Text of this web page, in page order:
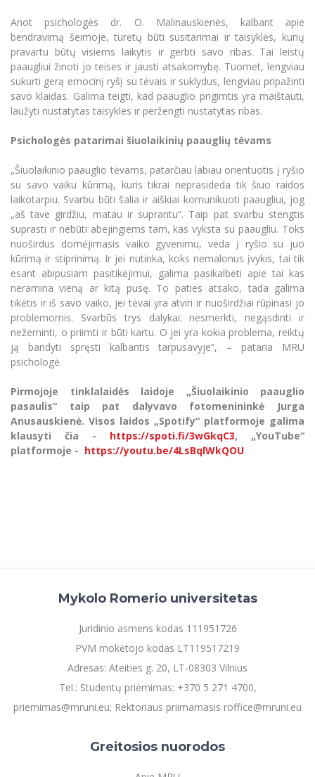
Anot psichologės dr. O. Malinauskienės, kalbant apie
bendravimą šeimoje, turėtų būti susitarimai ir taisyklės, kurių
pravartu būtų visiems laikytis ir gerbti savo ribas. Tai leistų
paaugliui žinoti jo teises ir jausti atsakomybę. Tuomet, lengviau
sukurti gerą emocinį ryšį su tėvais ir suklydus, lengviau pripažinti
savo klaidas. Galima teigti, kad paauglio prigimtis yra maištauti,
laužyti nustatytas taisykles ir peržengti nustatytas ribas.
Psichologės patarimai šiuolaikinių paauglių tėvams
„Šiuolaikinio paauglio tėvams, patarčiau labiau orientuotis į ryšio
su savo vaiku kūrimą, kuris tikrai neprasideda tik šiuo raidos
laikotarpiu. Svarbu būti šalia ir aiškiai komunikuoti paaugliui, jog
„aš tave girdžiu, matau ir suprantu“. Taip pat svarbu stengtis
suprasti ir nebūti abejingiems tam, kas vyksta su paaugliu. Toks
nuoširdus domėjimasis vaiko gyvenimu, veda į ryšio su juo
kūrimą ir stiprinimą. Ir jei nutinka, koks nemalonus įvykis, tai tik
esant abipusiam pasitikėjimui, galima pasikalbėti apie tai kas
neramina vieną ar kitą pusę. To paties atsako, tada galima
tikėtis ir iš savo vaiko, jei tėvai yra atviri ir nuoširdžiai rūpinasi jo
problemomis. Svarbūs trys dalykai: nesmerkti, negąsdinti ir
nežeminti, o priimti ir būti kartu. O jei yra kokia problema, reiktų
ją bandyti spręsti kalbantis tarpusavyje“, – pataria MRU
psichologė.
Pirmojoje tinklalaidės laidoje „Šiuolaikinio paauglio
pasaulis“ taip pat dalyvavo fotomenininkė Jurga
Anusauskienė. Visos laidos „Spotify“ platformoje galima
klausyti čia - https://spoti.fi/3wGkqC3, „YouTube“
platformoje - https://youtu.be/4LsBqlWkQOU
Mykolo Romerio universitetas
Juridinio asmens kodas 111951726
PVM mokėtojo kodas LT119517219
Adresas: Ateities g. 20, LT-08303 Vilnius
Tel.: Studentų priėmimas: +370 5 271 4700,
priemimas@mruni.eu; Rektoriaus priimamasis roffice@mruni.eu
Greitosios nuorodos